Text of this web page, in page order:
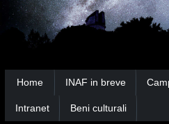
alla
navigazione
Ricerca
avanzata…
Home INAF in breve
Intranet Beni culturali